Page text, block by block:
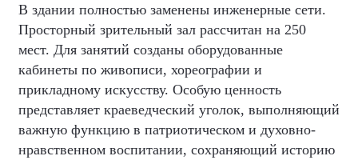
В здании полностью заменены инженерные сети.
Просторный зрительный зал рассчитан на 250
мест. Для занятий созданы оборудованные
кабинеты по живописи, хореографии и
прикладному искусству. Особую ценность
представляет краеведческий уголок, выполняющий
важную функцию в патриотическом и духовно-
нравственном воспитании, сохраняющий историю